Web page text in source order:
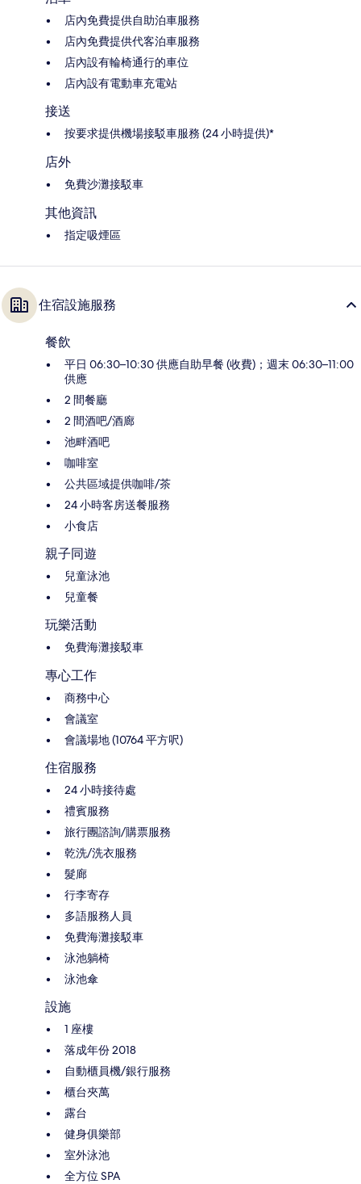
店內免費提供自助泊車服務
店內免費提供代客泊車服務
店內設有輪椅通行的車位
店內設有電動車充電站
接送
按要求提供機場接駁車服務 (24 小時提供)*
店外
免費沙灘接駁車
其他資訊
指定吸煙區
住宿設施服務
餐飲
平日 06:30–10:30 供應自助早餐 (收費)；週末 06:30–11:00
供應
2 間餐廳
2 間酒吧/酒廊
池畔酒吧
咖啡室
公共區域提供咖啡/茶
24 小時客房送餐服務
小食店
親子同遊
兒童泳池
兒童餐
玩樂活動
免費海灘接駁車
專心工作
商務中心
會議室
會議場地 (10764 平方呎)
住宿服務
24 小時接待處
禮賓服務
旅行團諮詢/購票服務
乾洗/洗衣服務
髮廊
行李寄存
多語服務人員
免費海灘接駁車
泳池躺椅
泳池傘
設施
1 座樓
落成年份 2018
自動櫃員機/銀行服務
櫃台夾萬
露台
健身俱樂部
室外泳池
全方位 SPA